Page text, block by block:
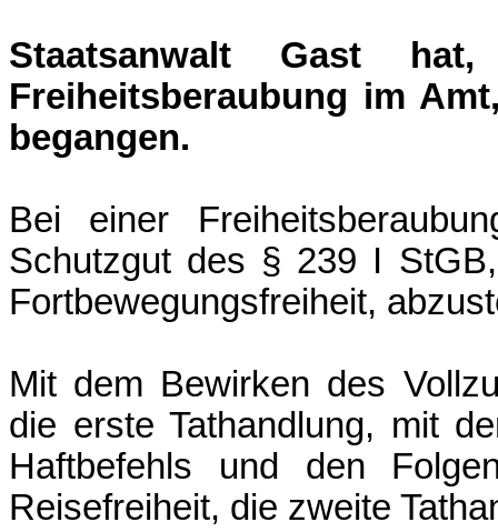
Staatsanwalt Gast
Freiheitsberaubung im
begangen.
Bei einer
Schutzgut des § 239 I
Fortbewegungsfreiheit,
Mit dem Bewirken des
die erste Tathandlung, mit
Haftbefehls und den
Reisefreiheit, die zweite